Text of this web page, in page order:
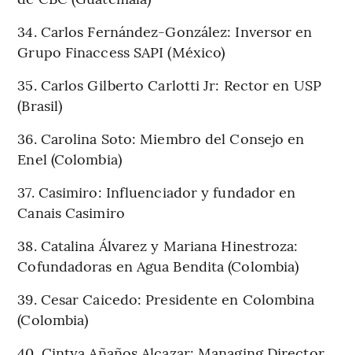
34. Carlos Fernández-González: Inversor en
Grupo Finaccess SAPI (México)
35. Carlos Gilberto Carlotti Jr: Rector en USP
(Brasil)
36. Carolina Soto: Miembro del Consejo en
Enel (Colombia)
37. Casimiro: Influenciador y fundador en
Canais Casimiro
38. Catalina Álvarez y Mariana Hinestroza:
Cofundadoras en Agua Bendita (Colombia)
39. Cesar Caicedo: Presidente en Colombina
(Colombia)